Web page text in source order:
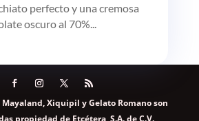
perfecto y una cremosa
oscuro al 70%...
Mayaland, Xiquipil y Gelato Romano son
propiedad de Etcétera, S.A. de C.V.